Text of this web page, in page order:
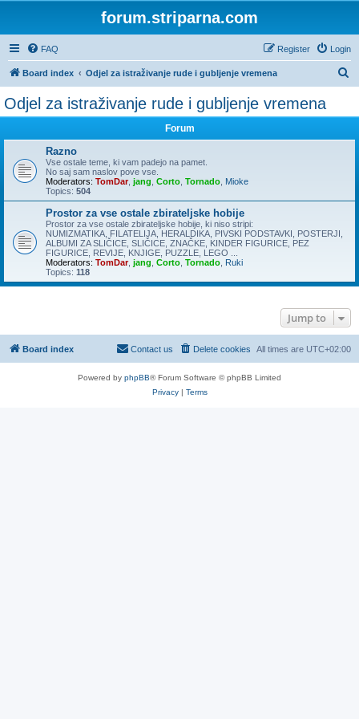
forum.striparna.com
FAQ Login
Register
Board index Odjel za istraživanje rude i gubljenje vremena
Odjel za istraživanje rude i gubljenje vremena
Forum
Razno
Vse ostale teme, ki vam padejo na pamet.
No saj sam naslov pove vse.
Moderators: TomDar, jang Corto Tornado Mioke
Topics: 504
Prostor za vse ostale zbirateljske hobije
Prostor za vse ostale zbirateljske hobije, ki niso stripi:
NUMIZMATIKA, FILATELIJA, HERALDIKA, PIVSKI PODSTAVKI, POSTERJI,
ALBUMI ZA SLIČICE, SLIČICE, ZNAČKE, KINDER FIGURICE, PEZ
FIGURICE, REVIJE, KNJIGE, PUZZLE, LEGO ...
Moderators: TomDar, jang Corto Tornado Ruki
Topics: 118
Jump to
Board index All times are UTC+02:00
Delete cookies
Contact us
Powered by phpBB® Forum Software © phpBB Limited
Privacy| Terms